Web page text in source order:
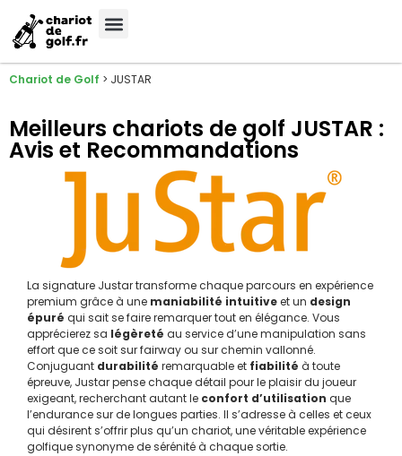
Chariot de Golf > JUSTAR
Meilleurs chariots de golf JUSTAR :
Avis et Recommandations
La signature Justar transforme chaque parcours en expérience
premium grâce à une maniabilité intuitiveet un design
épuré qui sait se faire remarquer tout en élégance. Vous
apprécierez sa légèreté au service d’une manipulation sans
effort que ce soit sur fairway ou sur chemin vallonné.
Conjuguant durabilité remarquable et fiabilité à toute
épreuve, Justar pense chaque détail pour le plaisir du joueur
exigeant, recherchant autant le confort d’utilisation que
l’endurance sur de longues parties. Il s’adresse à celles et ceux
qui désirent s’offrir plus qu’un chariot, une véritable expérience
golfique synonyme de sérénité à chaque sortie.